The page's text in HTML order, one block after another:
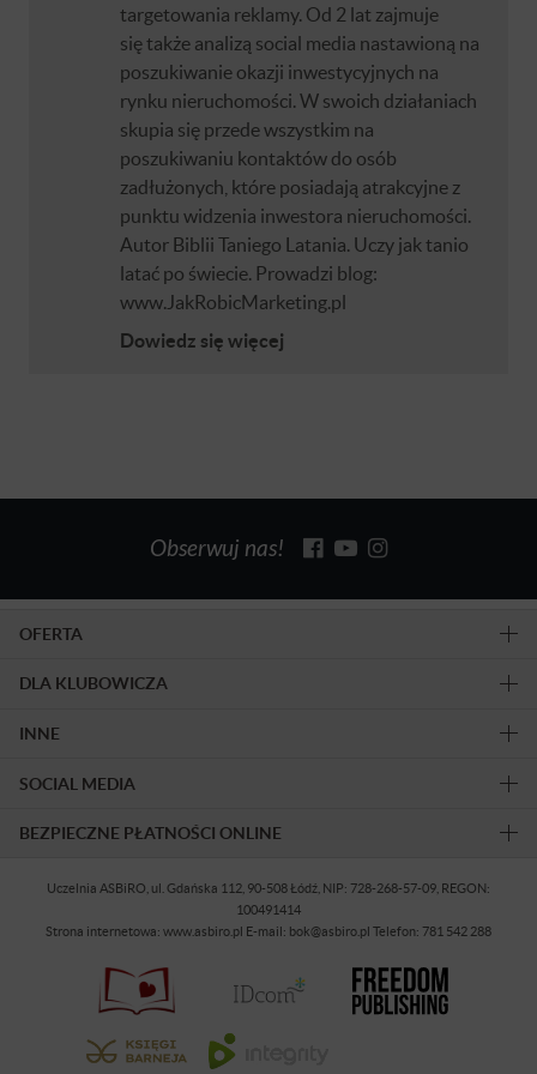
targetowania reklamy. Od 2 lat zajmuje
się także analizą social media nastawioną na
poszukiwanie okazji inwestycyjnych na
rynku nieruchomości. W swoich działaniach
skupia się przede wszystkim na
poszukiwaniu kontaktów do osób
zadłużonych, które posiadają atrakcyjne z
punktu widzenia inwestora nieruchomości.
Autor Biblii Taniego Latania. Uczy jak tanio
latać po świecie. Prowadzi blog:
www.JakRobicMarketing.pl
Dowiedz się więcej
Obserwuj nas!
OFERTA
DLA KLUBOWICZA
INNE
SOCIAL MEDIA
BEZPIECZNE PŁATNOŚCI ONLINE
Uczelnia ASBiRO, ul. Gdańska 112, 90-508 Łódź, NIP: 728-268-57-09, REGON:
100491414
Strona internetowa: www.asbiro.pl E-mail: bok@asbiro.pl Telefon: 781 542 288